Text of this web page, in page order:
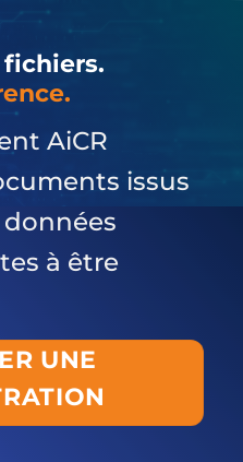
fichiers.
AiCR
issus
à être
UNE